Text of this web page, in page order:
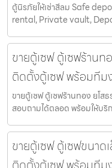
ตู้นิรภัยให้เช่าสีลม Safe
rental, Private vault,
ขายตู้เซฟ ตู้เซฟร้านท
ติดตั้งตู้เซฟ พร้อมทีม
ขายตู้เซฟ ตู้เซฟร้านทอง ยโ
สอบถามได้ตลอด พร้อมให้บริ
ขายตู้เซฟ ตู้เซฟขนาด